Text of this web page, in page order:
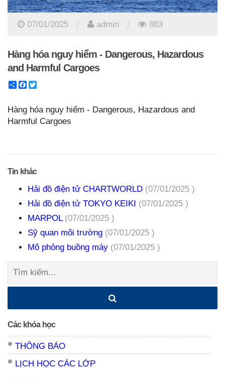
07/01/2025 admin 883
Hàng hóa nguy hiểm - Dangerous, Hazardous
and Harmful Cargoes
ShareFacebook
Hàng hóa nguy hiểm - Dangerous, Hazardous and
Harmful Cargoes
Tin khác
Hải đồ điện tử CHARTWORLD (07/01/2025 )
Hải đồ điện tử TOKYO KEIKI (07/01/2025 )
MARPOL (07/01/2025 )
Sỹ quan môi trường (07/01/2025 )
Mô phỏng buồng máy (07/01/2025 )
Tìm
Các khóa học
THÔNG BÁO
LỊCH HỌC CÁC LỚP